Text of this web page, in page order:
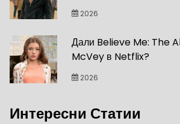
2026
Дали Believe Me: The
McVey в Netflix?
2026
Интересни Статии